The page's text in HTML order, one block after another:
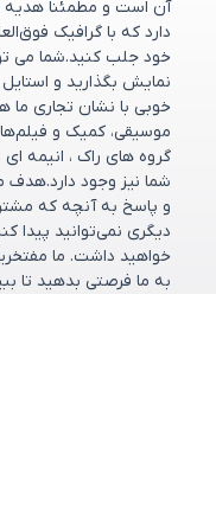
آن است و مطمئناً هدیه
دارد که با گرافیک
خود جلب کنید.شما می
نمایش بگذارید و
خوبی با نشان تجاری
موسیقی، کمیک و
گروه های راک ، انیمه
شما نیز وجود
و پاسخ به آنچه که
دیگری نمی‌توانید پیدا
به ما فرصتی بدهید تا